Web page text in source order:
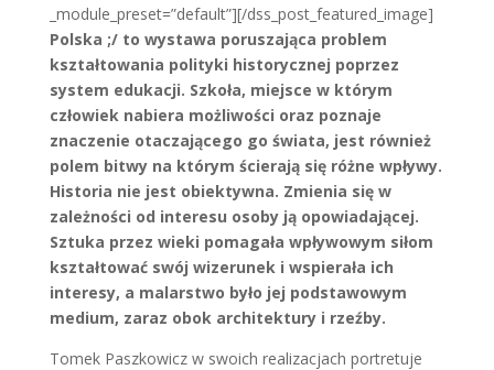
_module_preset=”default”][/dss_post_featured_image]
Polska ;/ to wystawa poruszająca problem
kształtowania polityki historycznej poprzez
system edukacji. Szkoła, miejsce w którym
człowiek nabiera możliwości oraz poznaje
znaczenie otaczającego go świata, jest również
polem bitwy na którym ścierają się różne wpływy.
Historia nie jest obiektywna. Zmienia się w
zależności od interesu osoby ją opowiadającej.
Sztuka przez wieki pomagała wpływowym siłom
kształtować swój wizerunek i wspierała ich
interesy, a malarstwo było jej podstawowym
medium, zaraz obok architektury i rzeźby.
Tomek Paszkowicz w swoich realizacjach portretuje